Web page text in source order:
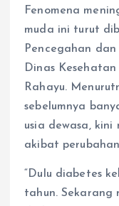
Fenomena
muda ini turut
Pencegahan
Dinas
Rahayu.
sebelumnya
usia dewasa, kini
akibat
“Dulu diabetes
tahun. Sekarang